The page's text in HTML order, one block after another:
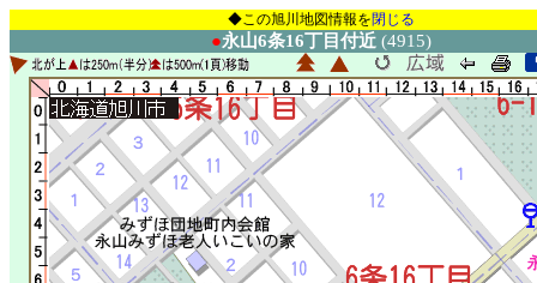
◆この旭川地図情報を閉じる
●永山6条16丁目付近 (4915)